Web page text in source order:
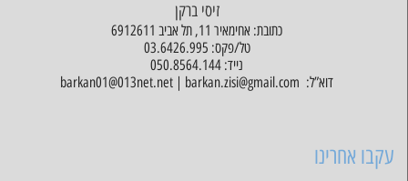
זיסי ברקן
כתובת: אחימאיר 11, תל אביב 6912611
טל/פקס: 03.6426.995
נייד: 050.8564.144
דוא”ל: barkan01@013net.net | barkan.zisi@gmail.com
עקבו אחרינו